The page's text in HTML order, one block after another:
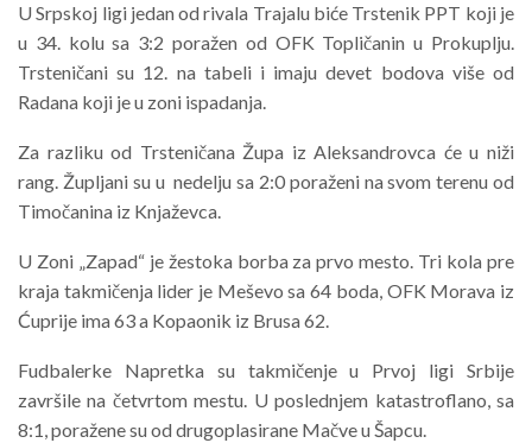
U Srpskoj ligi jedan od rivala Trajalu biće Trstenik PPT koji je
u 34. kolu sa 3:2 poražen od OFK Topličanin u Prokuplju.
Trsteničani su 12. na tabeli i imaju devet bodova više od
Radana koji je u zoni ispadanja.
Za razliku od Trsteničana Župa iz Aleksandrovca će u niži
rang. Župljani su u nedelju sa 2:0 poraženi na svom terenu od
Timočanina iz Knjaževca.
U Zoni „Zapad“ je žestoka borba za prvo mesto. Tri kola pre
kraja takmičenja lider je Meševo sa 64 boda, OFK Morava iz
Ćuprije ima 63 a Kopaonik iz Brusa 62.
Fudbalerke Napretka su takmičenje u Prvoj ligi Srbije
završile na četvrtom mestu. U poslednjem katastroflano, sa
8:1, poražene su od drugoplasirane Mačve u Šapcu.